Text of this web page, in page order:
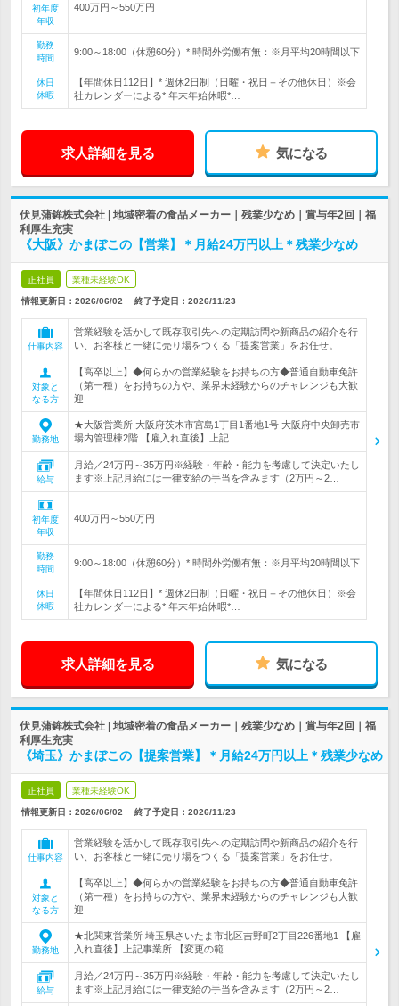
初年度
年収
400万円～550万円
勤務
時間
9:00～18:00（休憩60分）* 時間外労働有無：※月平均20時間以下
休日
休暇
【年間休日112日】* 週休2日制（日曜・祝日＋その他休日）※会
社カレンダーによる* 年末年始休暇*…
求人詳細を見る 気になる
伏見蒲鉾株式会社 | 地域密着の食品メーカー｜残業少なめ｜賞与年2回｜福
利厚生充実
《大阪》かまぼこの【営業】＊月給24万円以上＊残業少なめ
正社員 業種未経験OK
情報更新日：2026/06/02 終了予定日： 2026/11/23
仕事内容
営業経験を活かして既存取引先への定期訪問や新商品の紹介を行
い、お客様と一緒に売り場をつくる「提案営業」をお任せ。
対象と
なる方
【高卒以上】◆何らかの営業経験をお持ちの方◆普通自動車免許
（第一種）をお持ちの方や、業界未経験からのチャレンジも大歓
迎
勤務地
★大阪営業所 大阪府茨木市宮島1丁目1番地1号 大阪府中央卸売市
場内管理棟2階 【雇入れ直後】上記…
給与
月給／24万円～35万円※経験・年齢・能力を考慮して決定いたし
ます※上記月給には一律支給の手当を含みます（2万円～2…
初年度
年収
400万円～550万円
勤務
時間
9:00～18:00（休憩60分）* 時間外労働有無：※月平均20時間以下
休日
休暇
【年間休日112日】* 週休2日制（日曜・祝日＋その他休日）※会
社カレンダーによる* 年末年始休暇*…
求人詳細を見る 気になる
伏見蒲鉾株式会社 | 地域密着の食品メーカー｜残業少なめ｜賞与年2回｜福
利厚生充実
《埼玉》かまぼこの【提案営業】＊月給24万円以上＊残業少なめ
正社員 業種未経験OK
情報更新日：2026/06/02 終了予定日： 2026/11/23
仕事内容
営業経験を活かして既存取引先への定期訪問や新商品の紹介を行
い、お客様と一緒に売り場をつくる「提案営業」をお任せ。
対象と
なる方
【高卒以上】◆何らかの営業経験をお持ちの方◆普通自動車免許
（第一種）をお持ちの方や、業界未経験からのチャレンジも大歓
迎
勤務地
★北関東営業所 埼玉県さいたま市北区吉野町2丁目226番地1 【雇
入れ直後】上記事業所 【変更の範…
給与
月給／24万円～35万円※経験・年齢・能力を考慮して決定いたし
ます※上記月給には一律支給の手当を含みます（2万円～2…